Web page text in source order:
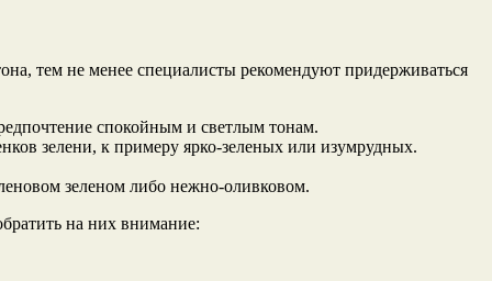
тем не менее специалисты рекомендуют придерживаться
спокойным и светлым тонам.
зелени, к примеру ярко-зеленых или изумрудных.
зеленом либо нежно-оливковом.
на них внимание: